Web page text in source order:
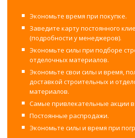
Экономьте время при покупке.
Заведите карту постоянного
(подробности у менеджеров).
Экономьте силы при подборе
отделочных материалов.
Экономьте свои силы и время,
доставкой строительных и
материалов.
Самые привлекательные акции в
Постоянные распродажи.
Экономьте силы и время при